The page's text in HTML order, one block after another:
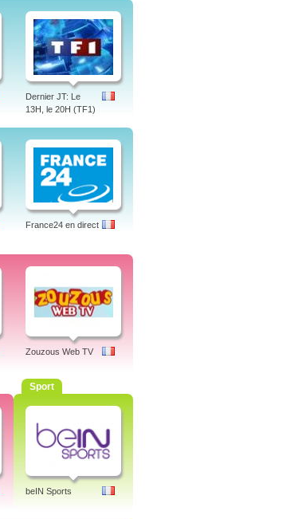
Dernier JT: Le
13H, le 20H (TF1)
France24 en direct
Zouzous Web TV
Sport
beIN Sports